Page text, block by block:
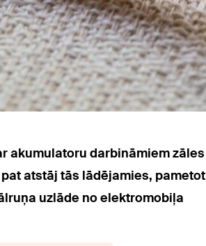
akumulatoru darbināmiem zāles
atstāj tās lādējamies, pametot
uzlāde no elektromobiļa